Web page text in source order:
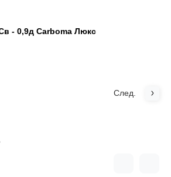
- 0,9д Carboma Люкс
След.